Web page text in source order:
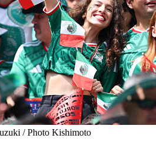
/ Photo Kishimoto